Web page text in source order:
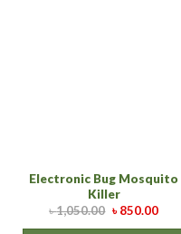
Electronic Bug Mosquito
Killer
৳1,050.00 ৳850.00